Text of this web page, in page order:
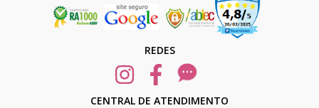
REDES
CENTRAL DE ATENDIMENTO